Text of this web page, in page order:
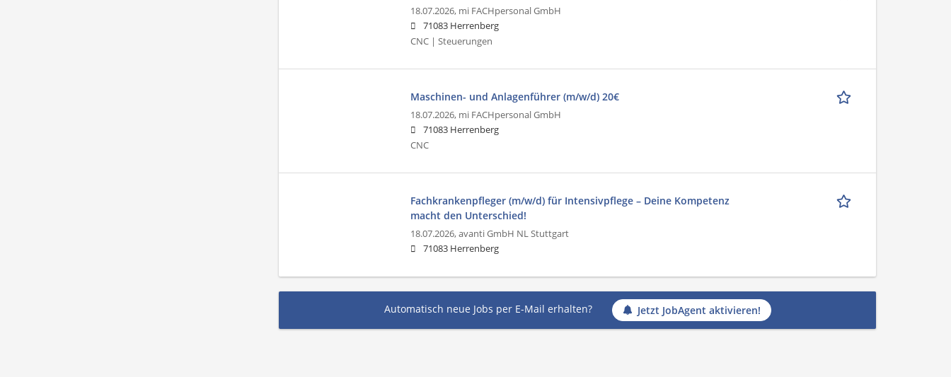
18.07.2026, mi FACHpersonal GmbH
71083 Herrenberg
CNC | Steuerungen
Maschinen- und Anlagenführer (m/w/d) 20€
18.07.2026, mi FACHpersonal GmbH
71083 Herrenberg
CNC
Fachkrankenpfleger (m/w/d) für Intensivpflege – Deine Kompetenz
macht den Unterschied!
18.07.2026,avanti GmbH NL Stuttgart
71083 Herrenberg
Automatisch neue Jobs per E-Mail erhalten? Jetzt JobAgent aktivieren!